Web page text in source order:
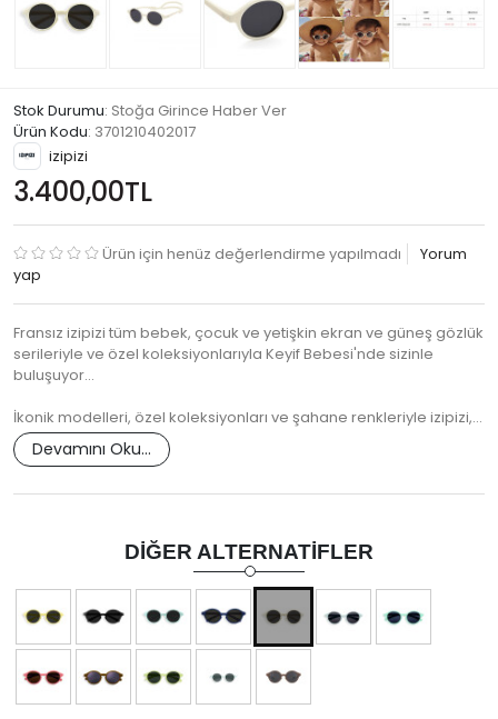
Stok Durumu: Stoğa Girince Haber Ver
Ürün Kodu: 3701210402017
izipizi
3.400,00TL
Ürün için henüz değerlendirme yapılmadı
Yorum
yap
Fransız izipizi tüm bebek, çocuk ve yetişkin ekran ve güneş gözlük
serileriyle ve özel koleksiyonlarıyla Keyif Bebesi'nde sizinle
buluşuyor...
İkonik modelleri, özel koleksiyonları ve şahane renkleriyle izipizi,…
Devamını Oku...
DIĞER ALTERNATIFLER